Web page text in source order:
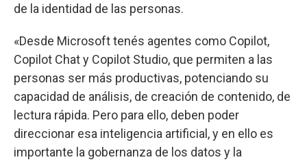
de la identidad de las personas.
«Desde Microsoft tenés agentes como Copilot,
Copilot Chat y Copilot Studio, que permiten a las
personas ser más productivas, potenciando su
capacidad de análisis, de creación de contenido, de
lectura rápida. Pero para ello, deben poder
direccionar esa inteligencia artificial, y en ello es
importante la gobernanza de los datos y la